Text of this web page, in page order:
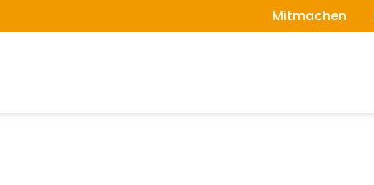
Mitmachen